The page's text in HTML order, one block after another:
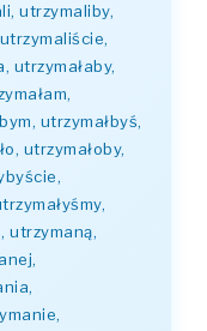
utrzymaliby,
utrzymałaby,
utrzymałbyś,
utrzymałoby,
utrzymaną,